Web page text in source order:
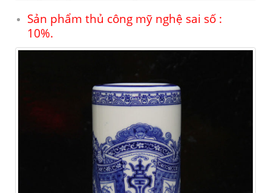
Sản phẩm thủ công mỹ nghệ sai số :
10%.